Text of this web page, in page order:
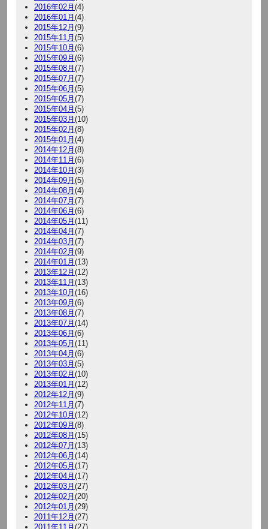
2016年02月 (4)
2016年01月 (4)
2015年12月 (9)
2015年11月 (5)
2015年10月 (6)
2015年09月 (6)
2015年08月 (7)
2015年07月 (7)
2015年06月 (5)
2015年05月 (7)
2015年04月 (5)
2015年03月 (10)
2015年02月 (8)
2015年01月 (4)
2014年12月 (8)
2014年11月 (6)
2014年10月 (3)
2014年09月 (5)
2014年08月 (4)
2014年07月 (7)
2014年06月 (6)
2014年05月 (11)
2014年04月 (7)
2014年03月 (7)
2014年02月 (9)
2014年01月 (13)
2013年12月 (12)
2013年11月 (13)
2013年10月 (16)
2013年09月 (6)
2013年08月 (7)
2013年07月 (14)
2013年06月 (6)
2013年05月 (11)
2013年04月 (6)
2013年03月 (5)
2013年02月 (10)
2013年01月 (12)
2012年12月 (9)
2012年11月 (7)
2012年10月 (12)
2012年09月 (8)
2012年08月 (15)
2012年07月 (13)
2012年06月 (14)
2012年05月 (17)
2012年04月 (17)
2012年03月 (27)
2012年02月 (20)
2012年01月 (29)
2011年12月 (27)
2011年11月 (27)